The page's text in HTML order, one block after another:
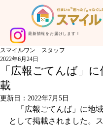
最新情報をお届けします！
「広報ごてんば」
載
スマイルワン スタッフ
2022年6月24日
更新日： 2022年7月5日
「広報ごてんば」に地
として掲載されました。